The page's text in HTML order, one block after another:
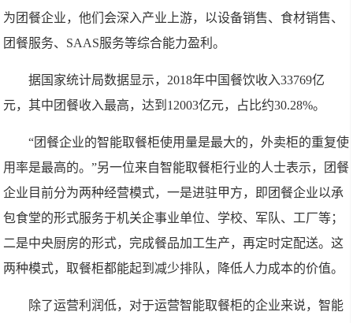
为团餐企业，他们会深入产业上游，以设备销售、食材销售、
团餐服务、SAAS服务等综合能力盈利。
据国家统计局数据显示，2018年中国餐饮收入33769亿
元，其中团餐收入最高，达到12003亿元，占比约30.28%。
“团餐企业的智能取餐柜使用量是最大的，外卖柜的重复使
用率是最高的。”另一位来自智能取餐柜行业的人士表示，团餐
企业目前分为两种经营模式，一是进驻甲方，即团餐企业以承
包食堂的形式服务于机关企事业单位、学校、军队、工厂等；
二是中央厨房的形式，完成餐品加工生产，再定时定配送。这
两种模式，取餐柜都能起到减少排队，降低人力成本的价值。
除了运营利润低，对于运营智能取餐柜的企业来说，智能